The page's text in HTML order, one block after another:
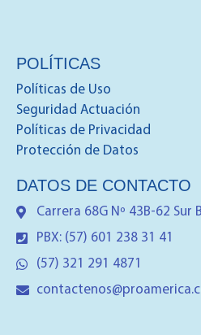
POLÍTICAS
Políticas de Uso
Seguridad Actuación
Políticas de Privacidad
Protección de Datos
DATOS DE CONTACTO
Carrera 68G Nº 43B-62
PBX: (57) 601 238 31 41
(57) 321 291 4871